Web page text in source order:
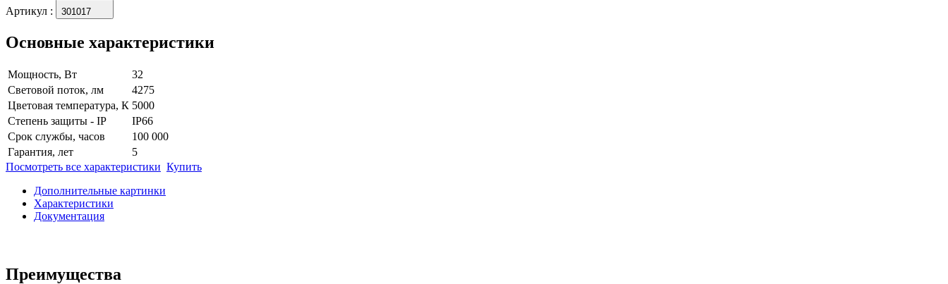
Артикул : 301017
Основные характеристики
Мощность, Вт
32
Световой поток, лм
4275
Цветовая температура, К 5000
Степень защиты - IP
IP66
Срок службы, часов
100 000
Гарантия, лет
5
Посмотреть все характеристики Купить
Дополнительные картинки
Характеристики
Документация
Преимущества